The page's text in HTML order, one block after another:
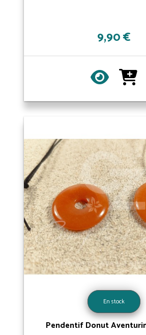
9,90 €
En stock
Pendentif Donut